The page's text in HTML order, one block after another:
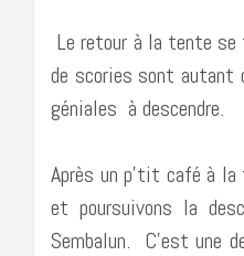
Le retour à la tente
de scories sont autant
géniales à descendre.
Après un p’tit café à
et poursuivons la
Sembalun. C’est une